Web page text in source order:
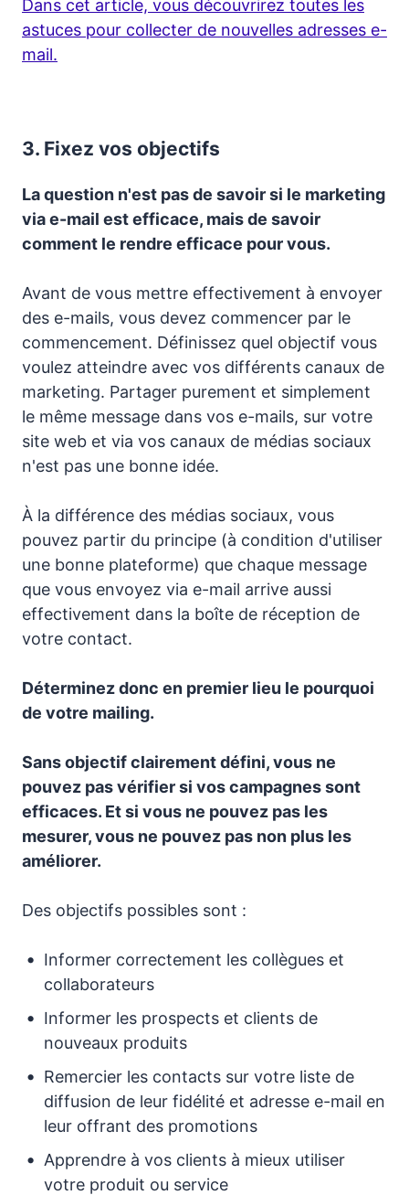
Dans cet article, vous découvrirez toutes les
astuces pour collecter de nouvelles adresses e-
mail.
3. Fixez vos objectifs
La question n'est pas de savoir si le marketing
via e-mail est efficace, mais de savoir
comment le rendre efficace pour vous.
Avant de vous mettre effectivement à envoyer
des e-mails, vous devez commencer par le
commencement. Définissez quel objectif vous
voulez atteindre avec vos différents canaux de
marketing. Partager purement et simplement
le même message dans vos e-mails, sur votre
site web et via vos canaux de médias sociaux
n'est pas une bonne idée.
À la différence des médias sociaux, vous
pouvez partir du principe (à condition d'utiliser
une bonne plateforme) que chaque message
que vous envoyez via e-mail arrive aussi
effectivement dans la boîte de réception de
votre contact.
Déterminez donc en premier lieu le pourquoi
de votre mailing.
Sans objectif clairement défini, vous ne
pouvez pas vérifier si vos campagnes sont
efficaces. Et si vous ne pouvez pas les
mesurer, vous ne pouvez pas non plus les
améliorer.
Des objectifs possibles sont :
Informer correctement les collègues et
collaborateurs
Informer les prospects et clients de
nouveaux produits
Remercier les contacts sur votre liste de
diffusion de leur fidélité et adresse e-mail en
leur offrant des promotions
Apprendre à vos clients à mieux utiliser
votre produit ou service